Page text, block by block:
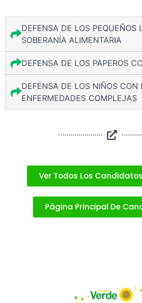
DEFENSA DE LOS PEQUEÑOS
SOBERANÍA ALIMENTARIA
DEFENSA DE LOS PAPEROS
DEFENSA DE LOS NIÑOS CON
ENFERMEDADES COMPLEJAS
Ver Todos Los
Página Principal De